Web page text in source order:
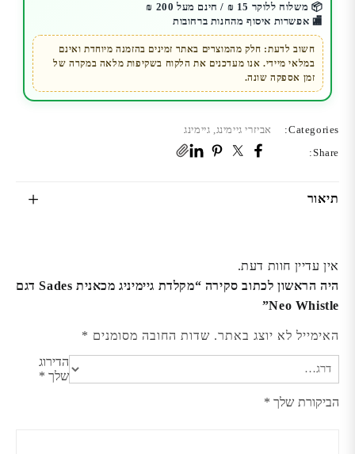
Neo
Whistle
📦 משלוח ללוקר 15 ₪ / חינם מעל 200 ₪
🏬 אפשרות איסוף מהחנות ברחובות
חשוב לדעת: חלק מהמוצרים באתר זמינים בהזמנה מיוחדת ואינם
במלאי מיידי. אנו מעדכנים את הלקוח בשקיפות מלאה במקרה של
זמן אספקה שונה.
Categories: אביזרי גיימינג גיימינג
Share:
תיאור
אין עדיין חוות דעת.
היה הראשון לכתוב סקירה “מקלדת גיימיניג מכאנית Sades דגם
Neo Whistle”
האימייל לא יוצג באתר. שדות החובה מסומנים *
הדירוג
שלך *
הביקורת שלך *